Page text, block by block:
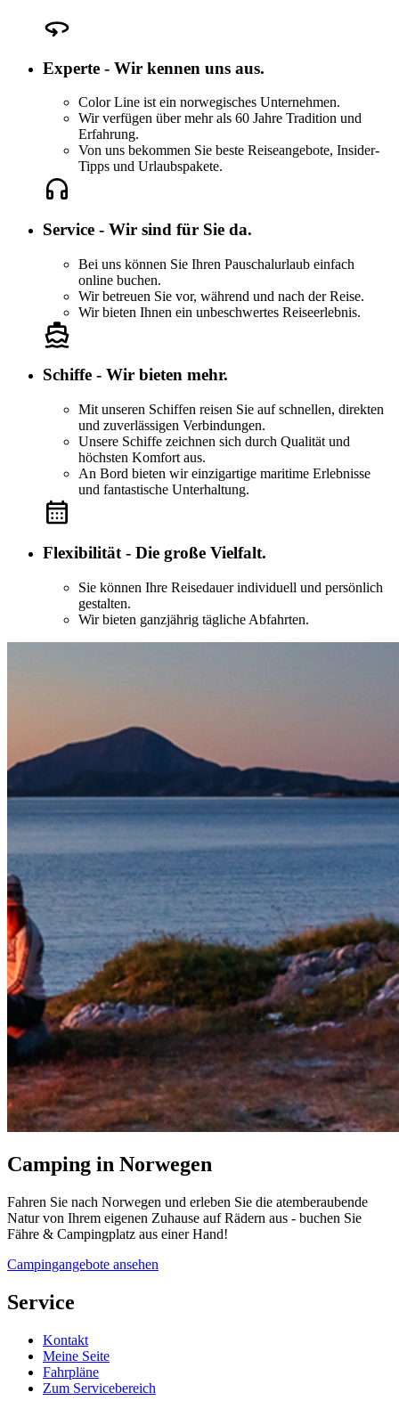
Experte - Wir kennen uns aus.
Color Line ist ein norwegisches Unternehmen.
Wir verfügen über mehr als 60 Jahre Tradition und
Erfahrung.
Von uns bekommen Sie beste Reiseangebote, Insider-
Tipps und Urlaubspakete.
Service - Wir sind für Sie da.
Bei uns können Sie Ihren Pauschalurlaub einfach
online buchen.
Wir betreuen Sie vor, während und nach der Reise.
Wir bieten Ihnen ein unbeschwertes Reiseerlebnis.
Schiffe - Wir bieten mehr.
Mit unseren Schiffen reisen Sie auf schnellen, direkten
und zuverlässigen Verbindungen.
Unsere Schiffe zeichnen sich durch Qualität und
höchsten Komfort aus.
An Bord bieten wir einzigartige maritime Erlebnisse
und fantastische Unterhaltung.
Flexibilität - Die große Vielfalt.
Sie können Ihre Reisedauer individuell und persönlich
gestalten.
Wir bieten ganzjährig tägliche Abfahrten.
Camping in Norwegen
Fahren Sie nach Norwegen und erleben Sie die atemberaubende
Natur von Ihrem eigenen Zuhause auf Rädern aus - buchen Sie
Fähre & Campingplatz aus einer Hand!
Campingangebote ansehen
Service
Kontakt
Meine Seite
Fahrpläne
Zum Servicebereich